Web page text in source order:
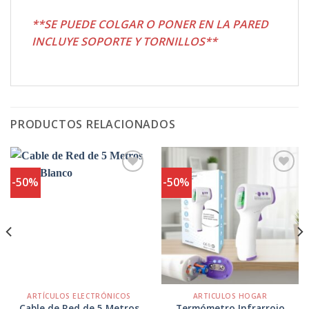
**SE PUEDE COLGAR O PONER EN LA PARED
INCLUYE SOPORTE Y TORNILLOS**
PRODUCTOS RELACIONADOS
-50%
ARTÍCULOS ELECTRÓNICOS
-50%
Agregar
Favoritos
ARTICULOS HOGAR